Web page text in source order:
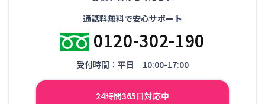
通話料無料で安心サポート
0120-302-190
受付時間：平日 10:00-17:00
24時間365日対応中